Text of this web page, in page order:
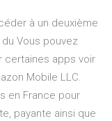
à un deuxième
Vous pouvez
certaines apps voir
Mobile LLC.
en France pour
payante ainsi que